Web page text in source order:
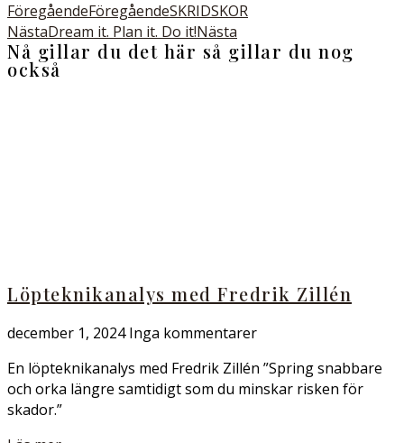
FöregåendeFöregåendeSKRIDSKOR
NästaDream it. Plan it. Do it!Nästa
Nå gillar du det här så gillar du nog
också
Löpteknikanalys med Fredrik Zillén
december 1, 2024Inga kommentarer
En löpteknikanalys med Fredrik Zillén ”Spring snabbare
och orka längre samtidigt som du minskar risken för
skador.”